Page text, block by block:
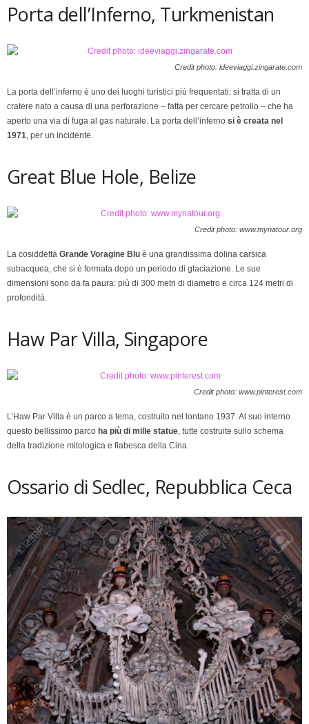
Porta dell’Inferno, Turkmenistan
Credit photo: ideeviaggi.zingarate.com
La porta dell’inferno è uno dei luoghi turistici più frequentati: si tratta di un
cratere nato a causa di una perforazione – fatta per cercare petrolio – che ha
aperto una via di fuga al gas naturale. La porta dell’inferno si è creata nel
1971, per un incidente.
Great Blue Hole, Belize
Credit photo: www.mynatour.org
La cosiddetta Grande Voragine Blu è una grandissima dolina carsica
subacquea, che si è formata dopo un periodo di glaciazione. Le sue
dimensioni sono da fa paura: più di 300 metri di diametro e circa 124 metri di
profondità.
Haw Par Villa, Singapore
Credit photo: www.pinterest.com
L’Haw Par Villa è un parco a tema, costruito nel lontano 1937. Al suo interno
questo bellissimo parco ha più di mille statue, tutte costruite sullo schema
della tradizione mitologica e fiabesca della Cina.
Ossario di Sedlec, Repubblica Ceca